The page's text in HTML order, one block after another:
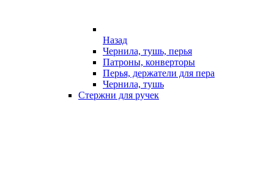
Назад
Чернила, тушь, перья
Патроны, конверторы
Перья, держатели для пера
Чернила, тушь
Стержни для ручек